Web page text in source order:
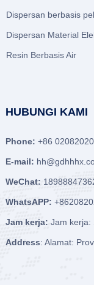
Dispersan berbasis
Dispersan Material
Resin Berbasis Air
HUBUNGI KAMI
Phone: +86
E-mail:
WeChat:
WhatsAPP:
Jam kerja: Jam kerja:
Address: Alamat: